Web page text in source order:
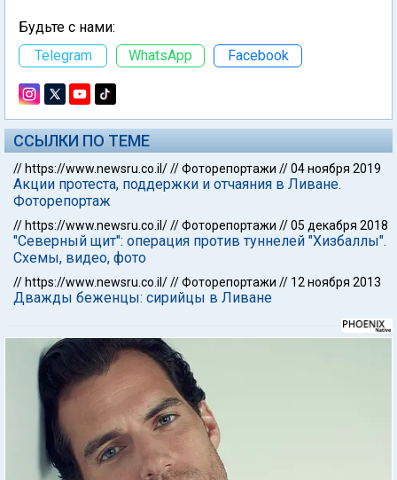
Будьте с нами:
Telegram
WhatsApp Facebook
ССЫЛКИ ПО ТЕМЕ
// https://www.newsru.co.il///Фоторепортажи //04 ноября 2019
Акции протеста, поддержки и отчаяния в Ливане.
Фоторепортаж
// https://www.newsru.co.il///Фоторепортажи //05 декабря 2018
"Северный щит": операция против туннелей "Хизбаллы".
Схемы, видео, фото
// https://www.newsru.co.il///Фоторепортажи // 12 ноября 2013
Дважды беженцы: сирийцы в Ливане